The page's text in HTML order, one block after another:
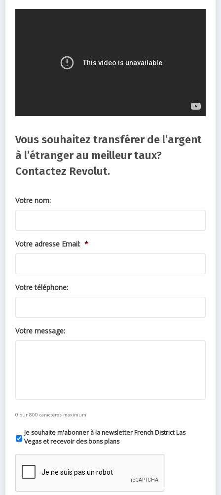
Vous souhaitez transférer de l’argent
à l’étranger au meilleur taux?
Contactez Revolut.
Votre nom:
Votre adresse Email: *
Votre téléphone:
Votre message:
0 sur 800 caractères maximum
Je souhaite m'abonner à la newsletter French District Las
Vegas et recevoir des bons plans